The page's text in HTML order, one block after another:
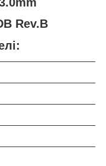
Rev.B